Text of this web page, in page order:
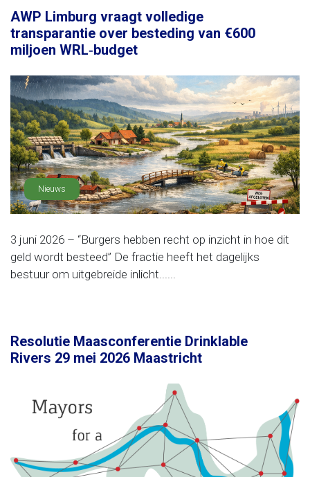
AWP Limburg vraagt volledige
transparantie over besteding van €600
miljoen WRL‑budget
Nieuws
3 juni 2026 – “Burgers hebben recht op inzicht in hoe dit
geld wordt besteed” De fractie heeft het dagelijks
bestuur om uitgebreide inlicht......
Resolutie Maasconferentie Drinklable
Rivers 29 mei 2026 Maastricht